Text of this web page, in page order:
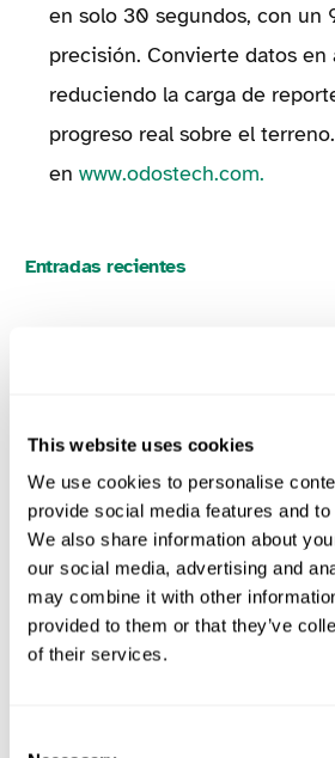
This website uses cookies
We use cookies to personalise
provide social media features and
We also share information about
our social media, advertising and
may combine it with other
provided to them or that they’ve
of their services.
en solo 30 segundos, con un
precisión. Convierte datos en
reduciendo la carga de
progreso real sobre el
en www.odostech.com.
Entradas recientes